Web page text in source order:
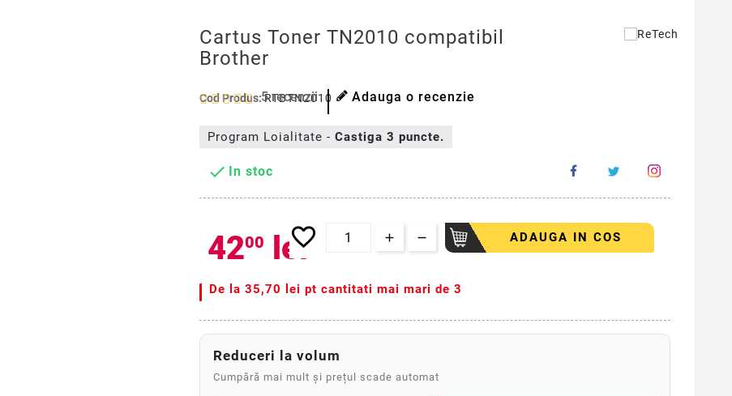
Cartus Toner TN2010 compatibil
Brother
Cod Produs:RTBTN2010
5recenzii Adauga o recenzie
Program Loialitate - Castiga 3 puncte.
 In stoc
4200 lei
favorite_border ADAUGA IN COS
De la 35,70 lei pt cantitati mai mari de 3
Reduceri la volum
Cumpără mai mult și prețul scade automat